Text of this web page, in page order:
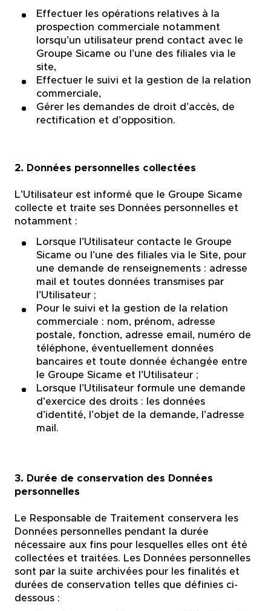
Effectuer les opérations relatives à la
prospection commerciale notamment
lorsqu’un utilisateur prend contact avec le
Groupe Sicame ou l’une des filiales via le
site,
Effectuer le suivi et la gestion de la relation
commerciale,
Gérer les demandes de droit d’accès, de
rectification et d’opposition.
2. Données personnelles collectées
L’Utilisateur est informé que le Groupe Sicame
collecte et traite ses Données personnelles et
notamment :
Lorsque l’Utilisateur contacte le Groupe
Sicame ou l’une des filiales via le Site, pour
une demande de renseignements : adresse
mail et toutes données transmises par
l’Utilisateur ;
Pour le suivi et la gestion de la relation
commerciale : nom, prénom, adresse
postale, fonction, adresse email, numéro de
téléphone, éventuellement données
bancaires et toute donnée échangée entre
le Groupe Sicame et l’Utilisateur ;
Lorsque l’Utilisateur formule une demande
d’exercice des droits : les données
d’identité, l’objet de la demande, l’adresse
mail.
3. Durée de conservation des Données
personnelles
Le Responsable de Traitement conservera les
Données personnelles pendant la durée
nécessaire aux fins pour lesquelles elles ont été
collectées et traitées. Les Données personnelles
sont par la suite archivées pour les finalités et
durées de conservation telles que définies ci-
dessous :